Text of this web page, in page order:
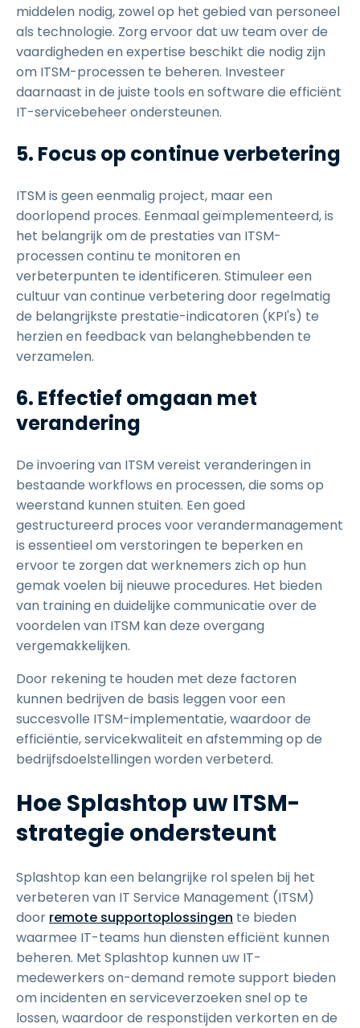
middelen nodig, zowel op het gebied van personeel
als technologie. Zorg ervoor dat uw team over de
vaardigheden en expertise beschikt die nodig zijn
om ITSM-processen te beheren. Investeer
daarnaast in de juiste tools en software die efficiënt
IT-servicebeheer ondersteunen.
5. Focus op continue verbetering
ITSM is geen eenmalig project, maar een
doorlopend proces. Eenmaal geïmplementeerd, is
het belangrijk om de prestaties van ITSM-
processen continu te monitoren en
verbeterpunten te identificeren. Stimuleer een
cultuur van continue verbetering door regelmatig
de belangrijkste prestatie-indicatoren (KPI's) te
herzien en feedback van belanghebbenden te
verzamelen.
6. Effectief omgaan met
verandering
De invoering van ITSM vereist veranderingen in
bestaande workflows en processen, die soms op
weerstand kunnen stuiten. Een goed
gestructureerd proces voor verandermanagement
is essentieel om verstoringen te beperken en
ervoor te zorgen dat werknemers zich op hun
gemak voelen bij nieuwe procedures. Het bieden
van training en duidelijke communicatie over de
voordelen van ITSM kan deze overgang
vergemakkelijken.
Door rekening te houden met deze factoren
kunnen bedrijven de basis leggen voor een
succesvolle ITSM-implementatie, waardoor de
efficiëntie, servicekwaliteit en afstemming op de
bedrijfsdoelstellingen worden verbeterd.
Hoe Splashtop uw ITSM-
strategie ondersteunt
Splashtop kan een belangrijke rol spelen bij het
verbeteren van IT Service Management (ITSM)
door remote supportoplossingen te bieden
waarmee IT-teams hun diensten efficiënt kunnen
beheren. Met Splashtop kunnen uw IT-
medewerkers on-demand remote support bieden
om incidenten en serviceverzoeken snel op te
lossen, waardoor de responstijden verkorten en de